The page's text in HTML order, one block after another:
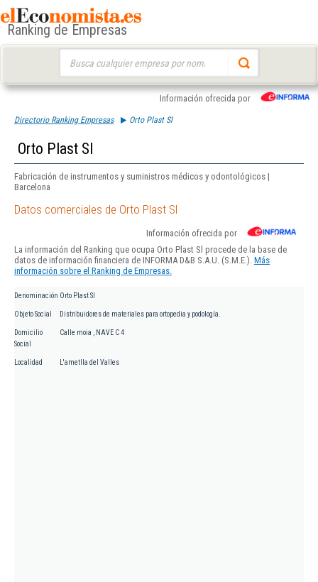
Ranking de Empresas
Información ofrecida por
Directorio Ranking Empresas Orto Plast Sl
Orto Plast Sl
Fabricación de instrumentos y suministros médicos y odontológicos |
Barcelona
Datos comerciales de Orto Plast Sl
Información ofrecida por
La información del Ranking que ocupa Orto Plast Sl procede de la base de
datos de información financiera de INFORMA D&B S.A.U. (S.M.E.). Más
información sobre el Ranking de Empresas.
Denominación Orto Plast Sl
Objeto Social Distribuidores de materiales para ortopedia y podología.
Domicilio
Social
Calle moia , NAVE C 4
Localidad L'ametlla del Valles